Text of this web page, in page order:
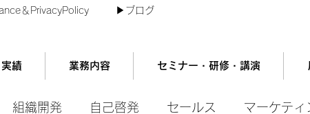
＆PrivacyPolicy ▶︎ブログ
実績 業務内容 セミナー・研修・講演
組織開発 自己啓発 セールス マーケティ